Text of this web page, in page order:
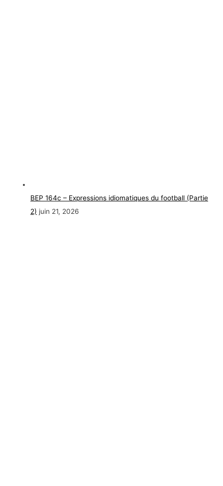
BEP 164c – Expressions idiomatiques du football (Partie
2) juin 21, 2026